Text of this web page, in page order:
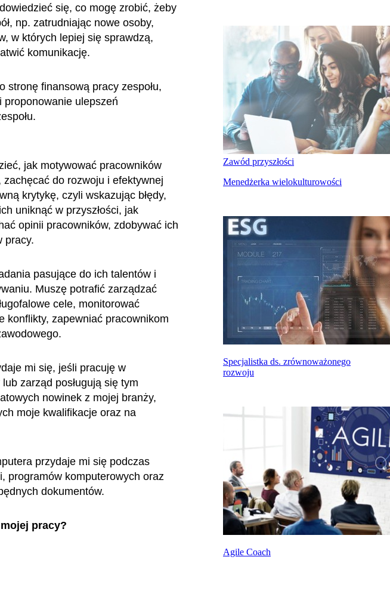
się, co mogę zrobić, żeby
np. zatrudniając nowe osoby,
w których lepiej się sprawdzą,
komunikację.
stronę finansową pracy zespołu,
ulepszeń
jak motywować pracowników
do rozwoju i efektywnej
krytykę, czyli wskazując błędy,
uniknąć w przyszłości, jak
opinii pracowników, zdobywać ich
pracy.
pasujące do ich talentów i
Muszę potrafić zarządzać
cele, monitorować
konflikty, zapewniać pracownikom
mi się, jeśli pracuję w
zarząd posługują się tym
nowinek z mojej branży,
moje kwalifikacje oraz na
przydaje mi się podczas
programów komputerowych oraz
dokumentów.
pracy?
Zawód przyszłości
Menedżerka wielokulturowości
Specjalistka ds. zrównoważonego
rozwoju
Agile Coach